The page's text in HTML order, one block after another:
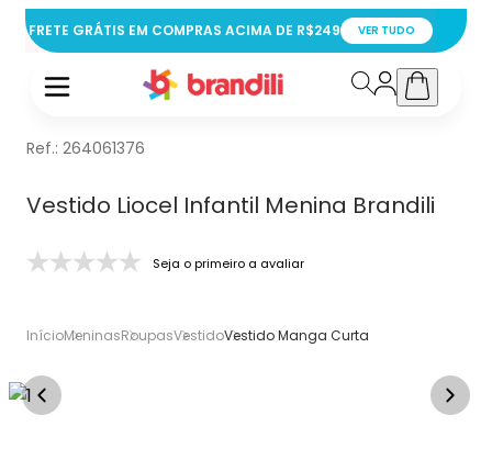
FRETE GRÁTIS EM COMPRAS ACIMA DE R$249 VER TUDO
Ref.: 264061376
Vestido Liocel Infantil Menina Brandili
Seja o primeiro a avaliar
InícioMeninasRoupasVestidoVestido Manga Curta